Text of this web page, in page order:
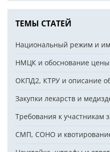
ТЕМЫ СТАТЕЙ
Национальный режим и
НМЦК и обоснование цены
ОКПД2, КТРУ и описание
Закупки лекарств и
Требования к участникам
СМП, СОНО и